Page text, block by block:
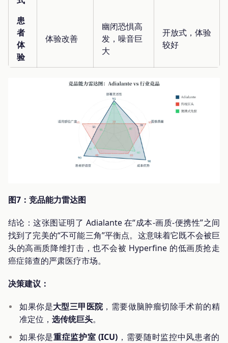
患
者
体
验
体验改善
幽闭恐惧高
发，噪音巨
大
开放式，体验
较好
图7：竞品能力雷达图
结论：这张图证明了 Adialante 在“成本-画质-便携性”之间
找到了完美的“不可能三角”平衡点。这意味着它既不会被巨
头的高画质降维打击，也不会被 Hyperfine 的低画质抢走
癌症筛查的严肃医疗市场。
决策建议：
如果你是大型三甲医院，需要做脑肿瘤切除手术前的精
准定位，选传统巨头。
如果你是重症监护室 (ICU) ，需要随时监控中风患者的